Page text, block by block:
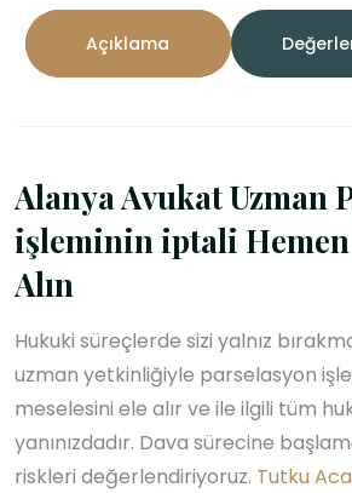
Açıklama
Alanya Avukat Uzman
işleminin iptali
Alın
Hukuki süreçlerde sizi yalnız
uzman yetkinliğiyle parselasyon
meselesini ele alır ve ile ilgili tüm
yanınızdadır. Dava sürecine
riskleri değerlendiriyoruz. Tutku